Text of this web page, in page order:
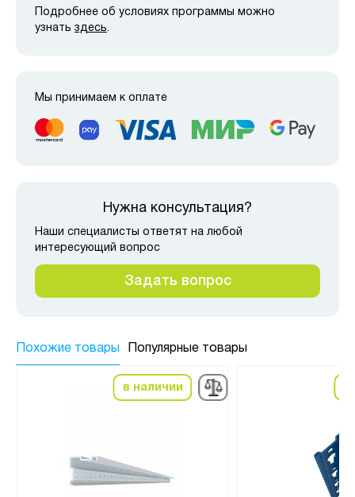
Подробнее об условиях программы можно
узнать здесь.
Мы принимаем к оплате
Нужна консультация?
Наши специалисты ответят на любой
интересующий вопрос
Задать вопрос
Похожие товары Популярные товары
в наличии